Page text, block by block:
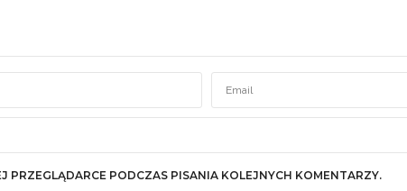
PRZEGLĄDARCE PODCZAS PISANIA KOLEJNYCH KOMENTARZY.